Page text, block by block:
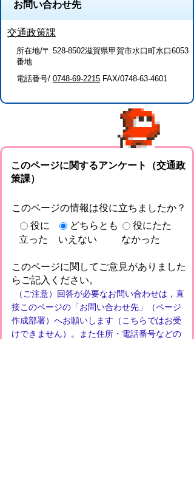
お問い合わせ先
交通政策課
所在地/〒 528-8502滋賀県甲賀市水口町水口6053
番地
電話番号/ 0748-69-2215 FAX/0748-63-4601
このページに関するアンケート（交通政
策課）
このページの情報は役に立ちましたか？
役に
立った
どちらとも
いえない
役にたた
なかった
このページに関してご意見がありました
らご記入ください。
（ご注意）回答が必要なお問い合わせは，直
接このページの「お問い合わせ先」（ページ
作成部署）へお願いします（こちらではお受
けできません）。また住所・電話番号などの